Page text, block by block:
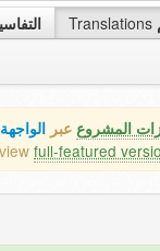
Translations
المشروع عبر
full-featured